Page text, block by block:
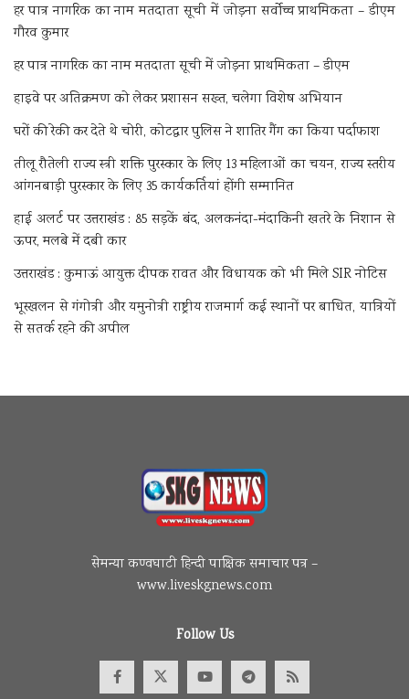
हर पात्र नागरिक का नाम मतदाता सूची में जोड़ना सर्वोच्च प्राथमिकता – डीएम
गौरव कुमार
हर पात्र नागरिक का नाम मतदाता सूची में जोड़ना प्राथमिकता – डीएम
हाइवे पर अतिक्रमण को लेकर प्रशासन सख्त, चलेगा विशेष अभियान
घरों की रेकी कर देते थे चोरी, कोटद्वार पुलिस ने शातिर गैंग का किया पर्दाफाश
तीलू रौतेली राज्य स्त्री शक्ति पुरस्कार के लिए 13 महिलाओं का चयन, राज्य स्तरीय
आंगनबाड़ी पुरस्कार के लिए 35 कार्यकर्तियां होंगी सम्मानित
हाई अलर्ट पर उत्तराखंड : 85 सड़कें बंद, अलकनंदा-मंदाकिनी खतरे के निशान से
ऊपर, मलबे में दबी कार
उत्तराखंड : कुमाऊं आयुक्त दीपक रावत और विधायक को भी मिले SIR नोटिस
भूस्खलन से गंगोत्री और यमुनोत्री राष्ट्रीय राजमार्ग कई स्थानों पर बाधित, यात्रियों
से सतर्क रहने की अपील
सेमन्या कण्वघाटी हिन्दी पाक्षिक समाचार पत्र –
www.liveskgnews.com
Follow Us